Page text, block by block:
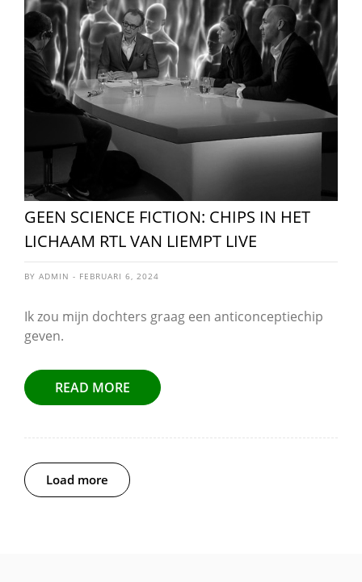
GEEN SCIENCE FICTION: CHIPS IN HET
LICHAAM RTL VAN LIEMPT LIVE
BY ADMIN - FEBRUARI 6, 2024
Ik zou mijn dochters graag een anticonceptiechip
geven.
READ MORE
Load more